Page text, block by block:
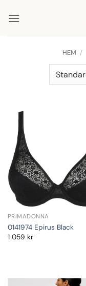
HEM /
PRIMADONNA
0141974 Epirus Black
1 059 kr